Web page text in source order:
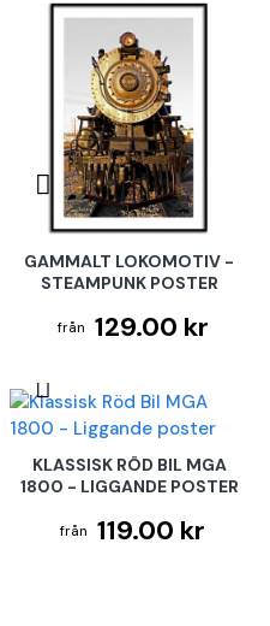
GAMMALT LOKOMOTIV -
STEAMPUNK POSTER
129.00 kr
KLASSISK RÖD BIL MGA
1800 - LIGGANDE POSTER
119.00 kr